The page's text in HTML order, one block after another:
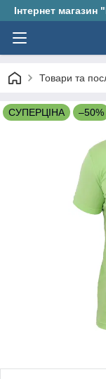
Інтернет магазин
Товари та
СУПЕРЦІНА –50%